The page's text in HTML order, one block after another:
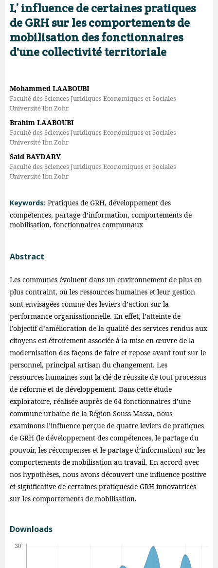
L’ influence de certaines pratiques
de GRH sur les comportements de
mobilisation des fonctionnaires
d'une collectivité territoriale
Mohammed LAABOUBI
Faculté des Sciences Juridiques Economiques et Sociales
Université Ibn Zohr
Brahim LAABOUBI
Faculté des Sciences Juridiques Economiques et Sociales
Université Ibn Zohr
Said BAYDARY
Faculté des Sciences Juridiques Economiques et Sociales
Université Ibn Zohr
Keywords: Pratiques de GRH, développement des
compétences, partage d’information, comportements de
mobilisation, fonctionnaires communaux
Abstract
Les communes évoluent dans un environnement de plus en
plus contraint, où les ressources humaines et leur gestion
sont envisagées comme des leviers d’action sur la
performance organisationnelle. En effet, l’atteinte de
l’objectif d’amélioration de la qualité des services rendus aux
citoyens est étroitement associée à la mise en œuvre de la
modernisation des façons de faire et repose avant tout sur le
personnel, principal artisan du changement. Les
ressources humaines sont la clé de réussite de tout processus
de réforme et de développement. Dans cette étude
exploratoire, réalisée auprès de 64 fonctionnaires d’une
commune urbaine de la Région Souss Massa, nous
examinons l’influence perçue de quatre leviers de pratiques
de GRH (le développement des compétences, le partage du
pouvoir, les récompenses et le partage d’information) sur les
comportements de mobilisation au travail. En accord avec
nos hypothèses, nous avons découvert une influence positive
et significative de certaines pratiquesde GRH innovatrices
sur les comportements de mobilisation.
Downloads